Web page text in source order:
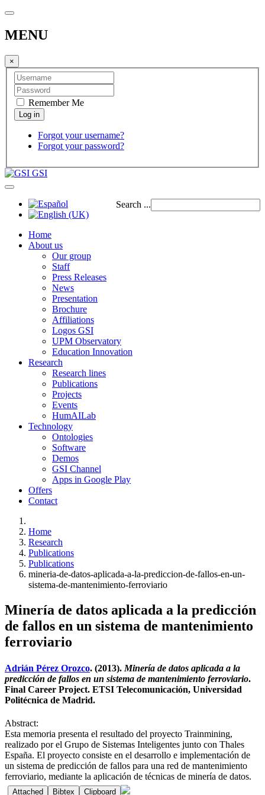
MENU
×
Remember Me
Forgot your username?
Forgot your password?
GSI
Search ...
Home
About us
Our group
Staff
Press Releases
News
Presentation
Brochure
Affiliations
Logos GSI
UPM Observatory
Education Innovation
Research
Research lines
Publications
Projects
Events
HumAILab
Technology
Ontologies
Software
Demos
GSI Channel
Apps in Google Play
Offers
Contact
Home
Research
Publications
Publications
mineria-de-datos-aplicada-a-la-prediccion-de-fallos-en-un-
sistema-de-mantenimiento-ferroviario
Minería de datos aplicada a la predicción
de fallos en un sistema de mantenimiento
ferroviario
Adrián Pérez Orozco. (2013). Minería de datos aplicada a la
predicción de fallos en un sistema de mantenimiento ferroviario.
Final Career Project. ETSI Telecomunicación, Universidad
Politécnica de Madrid.
Abstract:
Esta memoria presenta el resultado del proyecto Trainmining,
realizado por el Grupo de Sistemas Inteligentes junto con Thales
España. El proyecto consiste en el desarrollo e implementación de
un sistema de predicción de fallos para una red de mantenimiento
ferroviario, mediante la aplicación de técnicas de minería de datos.
Attached Bibtex Clipboard